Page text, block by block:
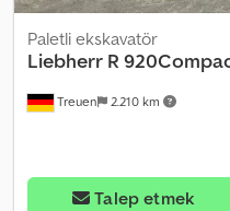
Treuen 2.210 km
Paletli ekskavatör
Liebherr R
Talep etmek